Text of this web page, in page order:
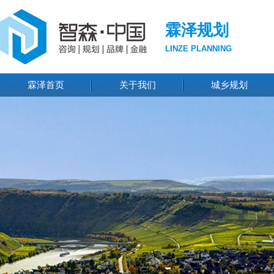
霖泽规划
LINZE PLANNING
霖泽首页 关于我们 城乡规划